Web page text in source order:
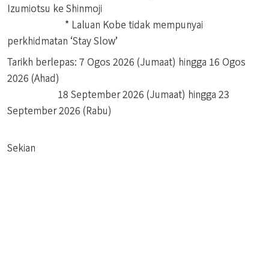
Izumiotsu ke Shinmoji
* Laluan Kobe tidak mempunyai
perkhidmatan ‘Stay Slow’
Tarikh berlepas: 7 Ogos 2026 (Jumaat) hingga 16 Ogos
2026 (Ahad)
18 September 2026 (Jumaat) hingga 23
September 2026 (Rabu)
Sekian